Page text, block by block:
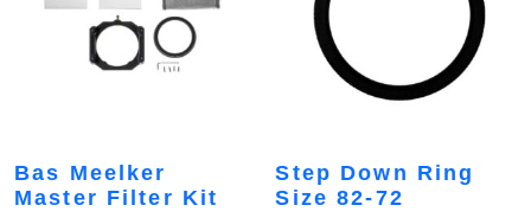
Bas Meelker
Master Filter Kit
Step Down Ring
Size 82-72